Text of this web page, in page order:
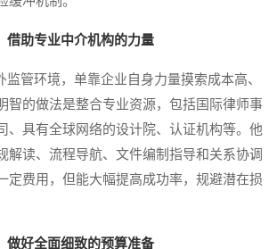
借助专业中介机构的力量
管环境，单靠企业自身力量摸索成本高、
智的做法是整合专业资源，包括国际律师事
、具有全球网络的设计院、认证机构等。他
解读、流程导航、文件编制指导和关系协调
定费用，但能大幅提高成功率，规避潜在损
做好全面细致的预算准备